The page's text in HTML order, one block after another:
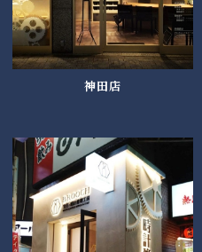
神田店